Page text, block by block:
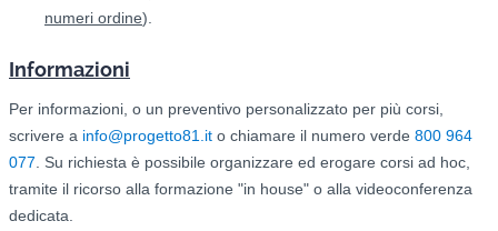
numeri ordine).
Informazioni
Per informazioni, o un preventivo personalizzato per più corsi,
scrivere a info@progetto81.it o chiamare il numero verde 800 964
077 . Su richiesta è possibile organizzare ed erogare corsi ad hoc,
tramite il ricorso alla formazione "in house" o alla videoconferenza
dedicata.